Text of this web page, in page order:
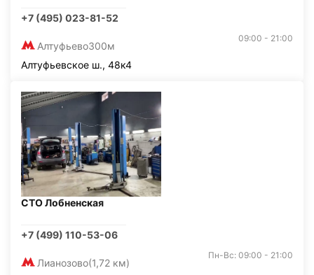
+7 (495) 023-81-52
Алтуфьево300м
09:00 - 21:00
Алтуфьевское ш., 48к4
СТО Лобненская
+7 (499) 110-53-06
Лианозово(1,72 км)
Пн-Вс: 09:00 - 21:00